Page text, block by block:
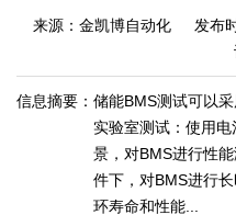
来源：金凯博自动化 发布
信息摘要： 储能BMS测试可以
实验室测试：使用
景，对BMS进行性
件下，对BMS进行
环寿命和性能...